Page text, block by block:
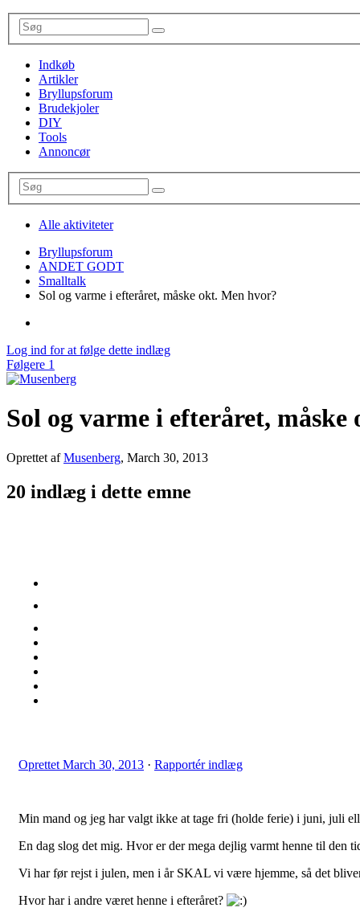
Indkøb
Artikler
Bryllupsforum
Brudekjoler
DIY
Tools
Annoncør
Alle aktiviteter
Bryllupsforum
ANDET GODT
Smalltalk
Sol og varme i efteråret, måske okt. Men hvor?
Log ind for at følge dette indlæg
Følgere 1
Sol og varme i efteråret,
Oprettet afMusenberg, March 30, 2013
20 indlæg i dette emne
Oprettet March 30, 2013 · Rapportér indlæg
Min mand og jeg har valgt ikke at tage fri (holde ferie) i juni, juli
En dag slog det mig. Hvor er der mega dejlig varmt henne til den
Vi har før rejst i julen, men i år SKAL vi være hjemme, så det
Hvor har i andre været henne i efteråret?